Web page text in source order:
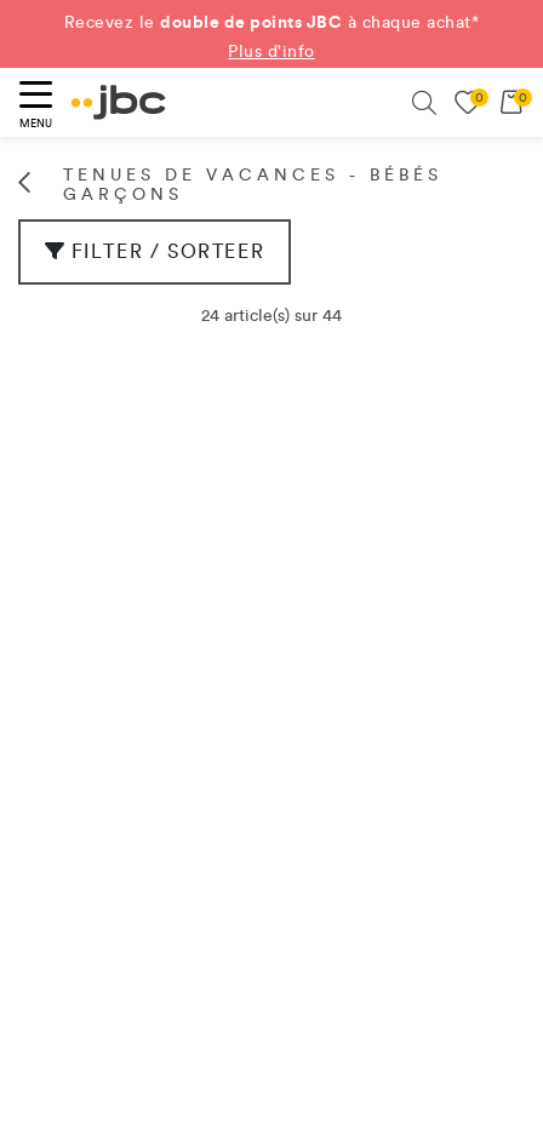
Recevez ledouble de points JBC à chaque achat*
Plus d'info
MENU
0 0
TENUES DE VACANCES - BÉBÉS
GARÇONS
FILTER / SORTEER
24 article(s) sur 44